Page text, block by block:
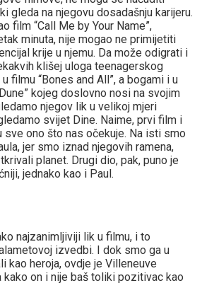
gleda na njegovu dosadašnju karijeru.
film “Call Me by Your Name”,
minuta, nije mogao ne primijetiti
krije u njemu. Da može odigrati i
klišej uloga teenagerskog
filmu “Bones and All”, a bogami i u
kojeg doslovno nosi na svojim
njegov lik u velikoj mjeri
svijet Dine. Naime, prvi film i
sve ono što nas očekuje. Na isti smo
jer smo iznad njegovih ramena,
planet. Drugi dio, pak, puno je
jednako kao i Paul.
najzanimljiviji lik u filmu, i to
izvedbi. I dok smo ga u
kao heroja, ovdje je Villeneuve
kako on i nije baš toliki pozitivac kao